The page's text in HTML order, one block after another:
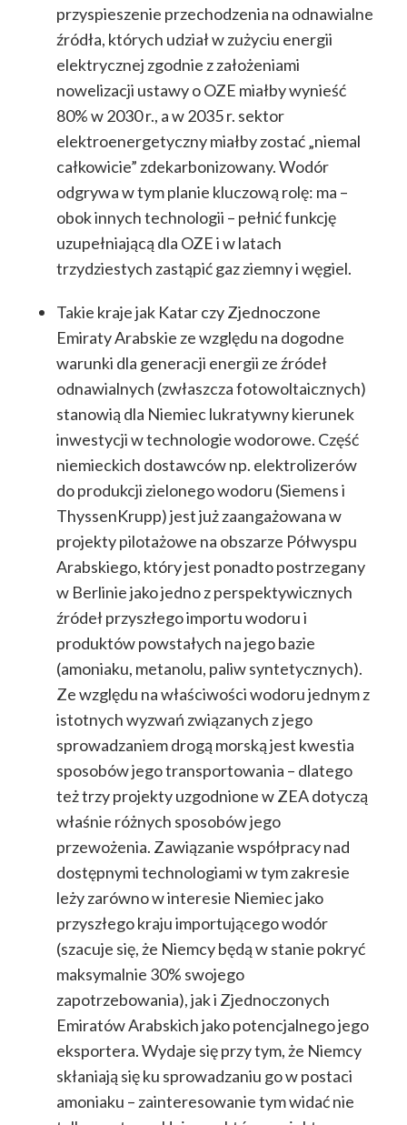
przyspieszenie przechodzenia na odnawialne
źródła, których udział w zużyciu energii
elektrycznej zgodnie z założeniami
nowelizacji ustawy o OZE miałby wynieść
80% w 2030 r., a w 2035 r. sektor
elektroenergetyczny miałby zostać „niemal
całkowicie” zdekarbonizowany. Wodór
odgrywa w tym planie kluczową rolę: ma –
obok innych technologii – pełnić funkcję
uzupełniającą dla OZE i w latach
trzydziestych zastąpić gaz ziemny i węgiel.
Takie kraje jak Katar czy Zjednoczone
Emiraty Arabskie ze względu na dogodne
warunki dla generacji energii ze źródeł
odnawialnych (zwłaszcza fotowoltaicznych)
stanowią dla Niemiec lukratywny kierunek
inwestycji w technologie wodorowe. Część
niemieckich dostawców np. elektrolizerów
do produkcji zielonego wodoru (Siemens i
ThyssenKrupp) jest już zaangażowana w
projekty pilotażowe na obszarze Półwyspu
Arabskiego, który jest ponadto postrzegany
w Berlinie jako jedno z perspektywicznych
źródeł przyszłego importu wodoru i
produktów powstałych na jego bazie
(amoniaku, metanolu, paliw syntetycznych).
Ze względu na właściwości wodoru jednym z
istotnych wyzwań związanych z jego
sprowadzaniem drogą morską jest kwestia
sposobów jego transportowania – dlatego
też trzy projekty uzgodnione w ZEA dotyczą
właśnie różnych sposobów jego
przewożenia. Zawiązanie współpracy nad
dostępnymi technologiami w tym zakresie
leży zarówno w interesie Niemiec jako
przyszłego kraju importującego wodór
(szacuje się, że Niemcy będą w stanie pokryć
maksymalnie 30% swojego
zapotrzebowania), jak i Zjednoczonych
Emiratów Arabskich jako potencjalnego jego
eksportera. Wydaje się przy tym, że Niemcy
skłaniają się ku sprowadzaniu go w postaci
amoniaku – zainteresowanie tym widać nie